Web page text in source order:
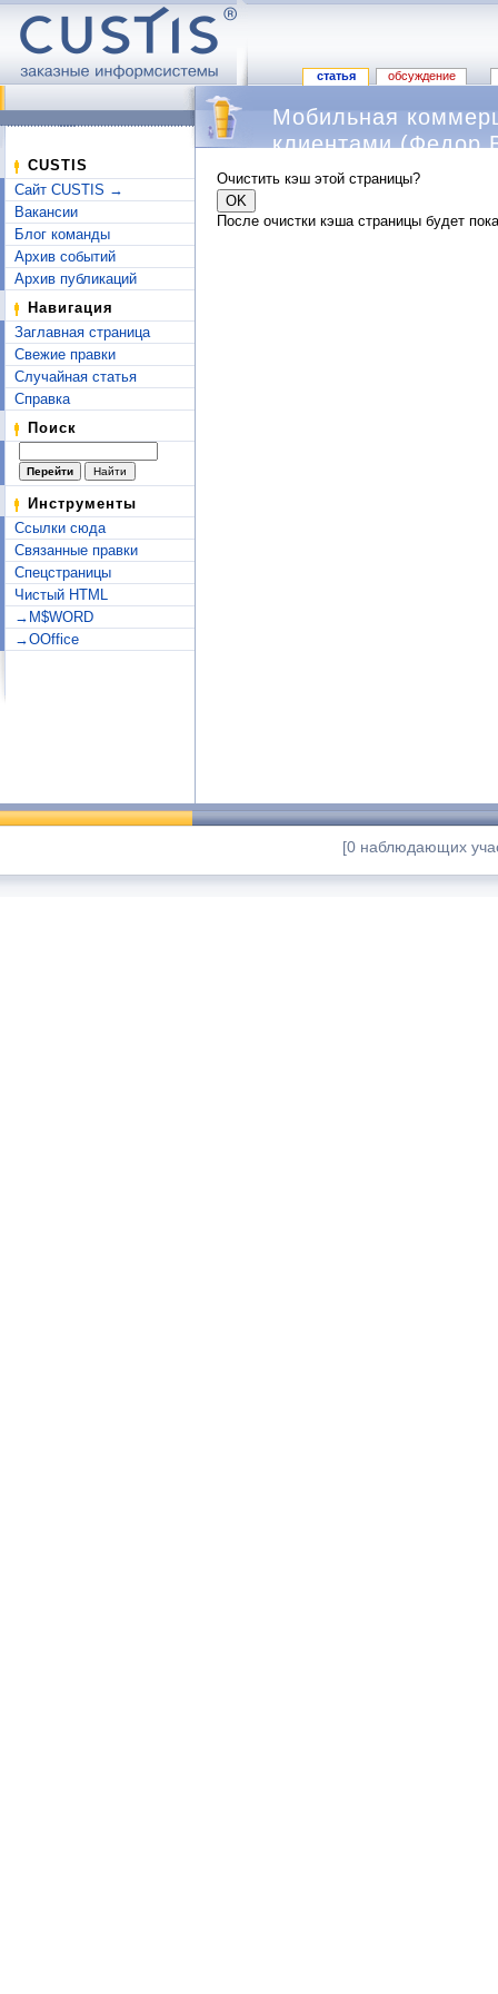
статья обсуждение
CUSTIS
Сайт CUSTIS →
Вакансии
Блог команды
Архив событий
Архив публикаций
Навигация
Заглавная страница
Свежие правки
Случайная статья
Справка
Поиск
Инструменты
Ссылки сюда
Связанные правки
Спецстраницы
Чистый HTML
→M$WORD
→OOffice
Мобильная
клиентами (Федор
Очистить кэш этой страницы?
После очистки кэша страницы будет
[0 наблюдающих